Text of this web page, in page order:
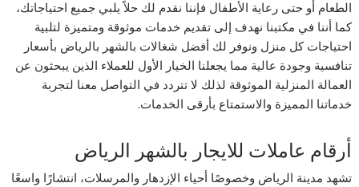
الطعام أو حتى رعاية الأطفال فإننا نقدم لك حلاً يلبي جميع احتياجاتك،
كما أننا في مكتبنا نهدف إلى تقديم خدمات موثوقة ومتميزة لتلبية
احتياجات كل منزل ونوفر لك أفضل شغالات بالشهر بالرياض بأسعار
تنافسية وجودة عالية مما يجعلنا الخيار الأول للعملاء الذين يبحثون عن
العمالة المنزلية الموثوقة لذلك لا تتردد في التواصل معنا لتجربة
خدماتنا المميزة والاستمتاع بأرقى الخدمات.
أرقام عاملات للايجار بالشهر الرياض
تشهد مدينة الرياض وخصوصًا أحياء الإزدهار والمرسلات، انتشارًا واسعًا